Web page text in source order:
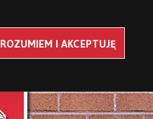
ROZUMIEM I AKCEPTUJĘ